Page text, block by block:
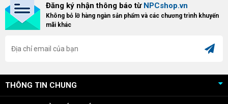
khách hàng sở hữu VGA Radeon
RX 9070 / RX 9070 XT.
dòng ghế Gaming cao cấp nhất,
bạn sẽ nhận ngay quà tặng trị giá
Đăng ký nhận thông báo từ NPCshop.vn
Không bỏ lỡ hàng ngàn sản phẩm và các chương trình khuyến
mãi khác
THÔNG TIN CHUNG